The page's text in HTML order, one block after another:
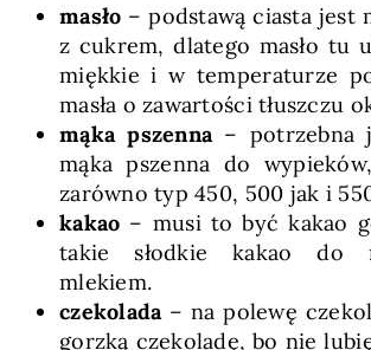
masło – podstawą ciasta jest
z cukrem, dlatego masło tu
miękkie i w temperaturze
masła o zawartości tłuszczu
mąka pszenna– potrzebna
mąka pszenna do
zarówno typ 450, 500 jak i
kakao – musi to być kakao
takie słodkie kakao do
mlekiem.
czekolada– na polewę
gorzką czekoladę, bo nie